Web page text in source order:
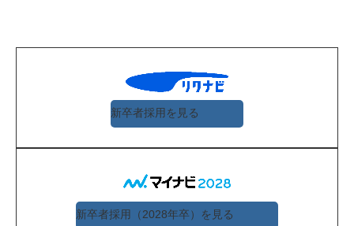
新卒者採用を見る
新卒者採用（2028年卒）を見る